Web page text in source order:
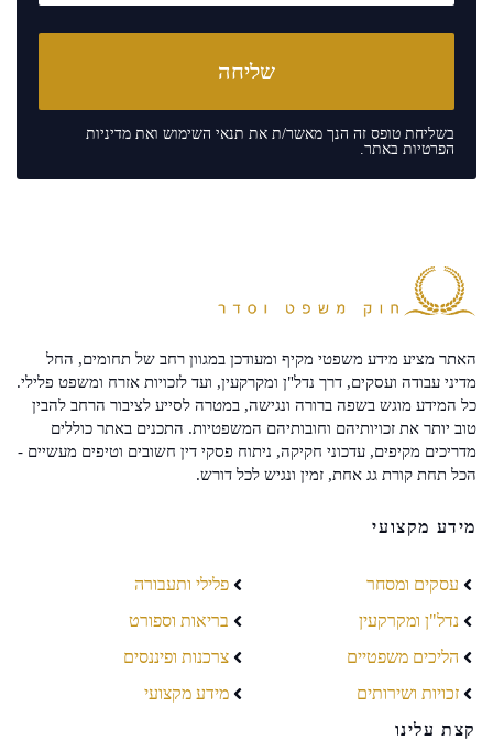
בשליחת טופס זה הנך מאשר/ת את תנאי השימוש ואת מדיניות
הפרטיות באתר.
האתר מציע מידע משפטי מקיף ומעודכן במגוון רחב של תחומים, החל
מדיני עבודה ועסקים, דרך נדל"ן ומקרקעין, ועד לזכויות אזרח ומשפט פלילי.
כל המידע מוגש בשפה ברורה ונגישה, במטרה לסייע לציבור הרחב להבין
טוב יותר את זכויותיהם וחובותיהם המשפטיות. התכנים באתר כוללים
מדריכים מקיפים, עדכוני חקיקה, ניתוח פסקי דין חשובים וטיפים מעשיים -
הכל תחת קורת גג אחת, זמין ונגיש לכל דורש.
מידע מקצועי
עסקים ומסחר
נדל"ן ומקרקעין
הליכים משפטיים
זכויות ושירותים
פלילי ותעבורה
בריאות וספורט
צרכנות ופיננסים
מידע מקצועי
קצת עלינו